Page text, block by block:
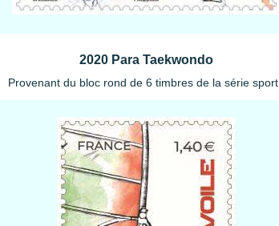
2020 Para Taekwondo
Provenant du bloc rond de 6 timbres de la série sport..